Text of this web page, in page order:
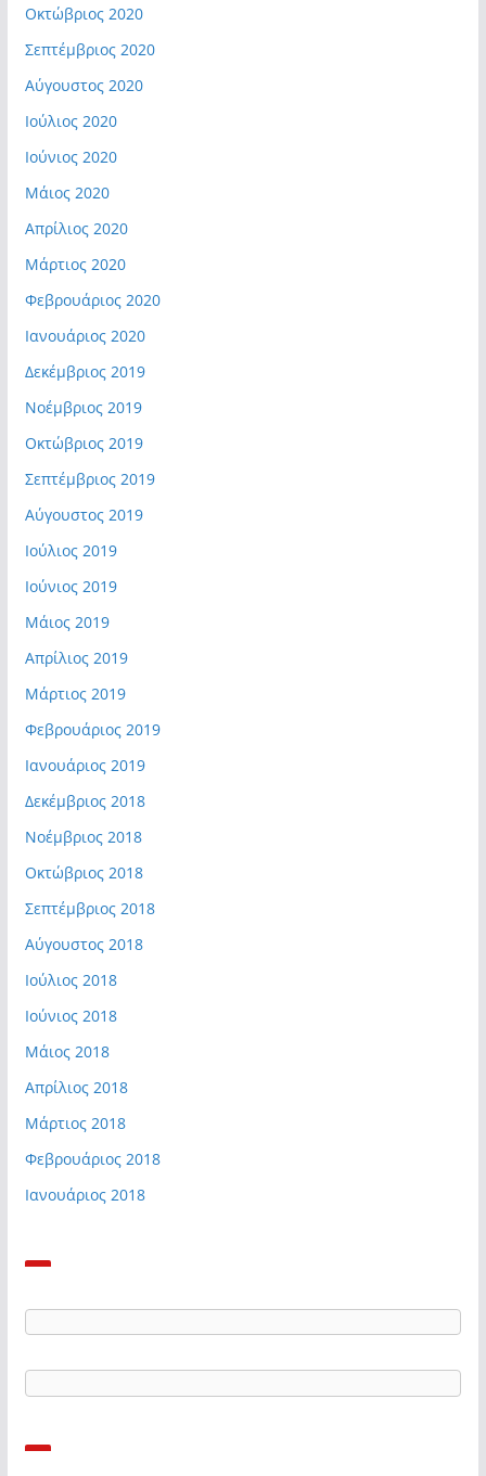
Οκτώβριος 2020
Σεπτέμβριος 2020
Αύγουστος 2020
Ιούλιος 2020
Ιούνιος 2020
Μάιος 2020
Απρίλιος 2020
Μάρτιος 2020
Φεβρουάριος 2020
Ιανουάριος 2020
Δεκέμβριος 2019
Νοέμβριος 2019
Οκτώβριος 2019
Σεπτέμβριος 2019
Αύγουστος 2019
Ιούλιος 2019
Ιούνιος 2019
Μάιος 2019
Απρίλιος 2019
Μάρτιος 2019
Φεβρουάριος 2019
Ιανουάριος 2019
Δεκέμβριος 2018
Νοέμβριος 2018
Οκτώβριος 2018
Σεπτέμβριος 2018
Αύγουστος 2018
Ιούλιος 2018
Ιούνιος 2018
Μάιος 2018
Απρίλιος 2018
Μάρτιος 2018
Φεβρουάριος 2018
Ιανουάριος 2018